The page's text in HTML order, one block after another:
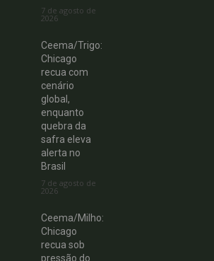
7 de agosto de
2026
Ceema/Trigo:
Chicago
recua com
cenário
global,
enquanto
quebra da
safra eleva
alerta no
Brasil
7 de agosto de
2026
Ceema/Milho:
Chicago
recua sob
pressão do